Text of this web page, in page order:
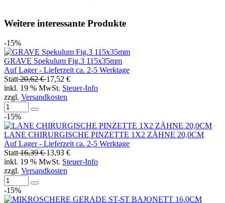
Weitere interessante Produkte
-15%
GRAVE Spekulum Fig.3 115x35mm
Auf Lager - Lieferzeit ca. 2-5 Werktage
Statt20,62 €17,52 €
inkl. 19 % MwSt. Steuer-Info
zzgl. Versandkosten
-15%
LANE CHIRURGISCHE PINZETTE 1X2 ZÄHNE 20,0CM
Auf Lager - Lieferzeit ca. 2-5 Werktage
Statt16,39 €13,93 €
inkl. 19 % MwSt. Steuer-Info
zzgl. Versandkosten
-15%